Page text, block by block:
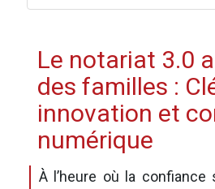
Le notariat 3.0
des familles :
innovation et
numérique
À l’heure où la